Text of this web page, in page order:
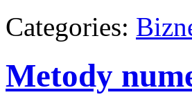
Categories:
Metody